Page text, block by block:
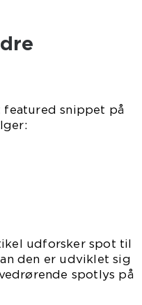
featured snippet på
udforsker spot til
den er udviklet sig
spotlys på